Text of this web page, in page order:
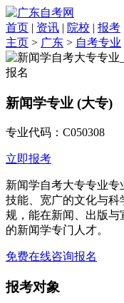
首页 | 资讯 | 院校 | 报考
主页 > 广东 > 自考专业
新闻学专业 (大专)
专业代码：C050308
立即报考
新闻学自考大专专业
技能、宽广的文化与
规，能在新闻、出版
的新闻学专门人才。
免费在线咨询报名
报考对象